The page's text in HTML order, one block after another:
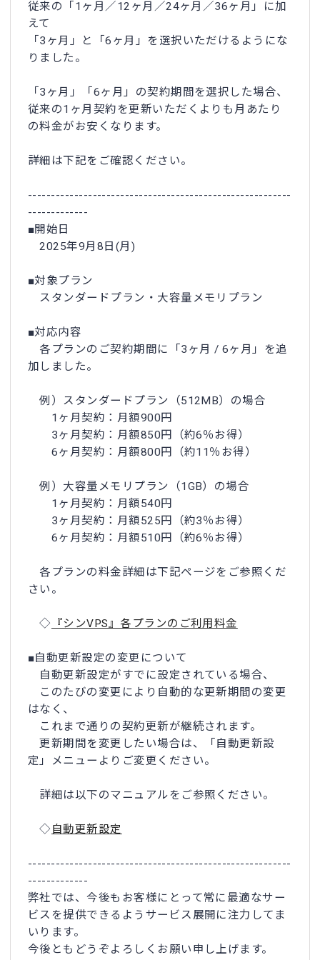
従来の「1ヶ月／12ヶ月／24ヶ月／36ヶ月」に加
えて
「3ヶ月」と「6ヶ月」を選択いただけるようにな
りました。
「3ヶ月」「6ヶ月」の契約期間を選択した場合、
従来の1ヶ月契約を更新いただくよりも月あたり
の料金がお安くなります。
詳細は下記をご確認ください。
---------------------------------------------------------
-------------
■開始日
2025年9月8日(月)
■対象プラン
スタンダードプラン・大容量メモリプラン
■対応内容
各プランのご契約期間に「3ヶ月 / 6ヶ月」を追
加しました。
例）スタンダードプラン（512MB）の場合
1ヶ月契約：月額900円
3ヶ月契約：月額850円（約6％お得）
6ヶ月契約：月額800円（約11％お得）
例）大容量メモリプラン（1GB）の場合
1ヶ月契約：月額540円
3ヶ月契約：月額525円（約3％お得）
6ヶ月契約：月額510円（約6％お得）
各プランの料金詳細は下記ページをご参照くだ
さい。
◇ 『シンVPS』各プランのご利用料金
■自動更新設定の変更について
自動更新設定がすでに設定されている場合、
このたびの変更により自動的な更新期間の変更
はなく、
これまで通りの契約更新が継続されます。
更新期間を変更したい場合は、「自動更新設
定」メニューよりご変更ください。
詳細は以下のマニュアルをご参照ください。
◇ 自動更新設定
---------------------------------------------------------
-------------
弊社では、今後もお客様にとって常に最適なサー
ビスを提供できるようサービス展開に注力してま
いります。
今後ともどうぞよろしくお願い申し上げます。